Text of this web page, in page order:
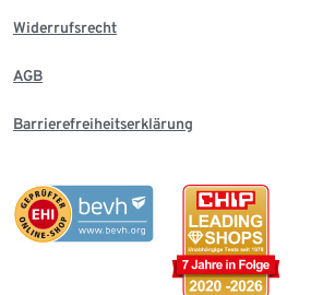
Widerrufsrecht
AGB
Barrierefreiheitserklärung